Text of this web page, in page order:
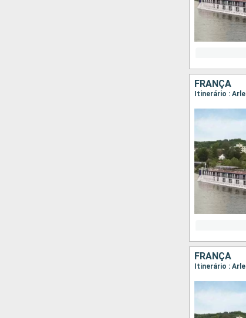
FRANÇA
FRANÇA